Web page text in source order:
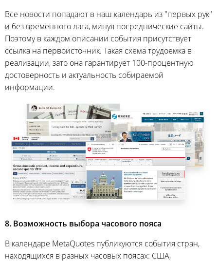
Все новости попадают в наш календарь из "первых рук"
и без временного лага, минуя посреднические сайты.
Поэтому в каждом описании события присутствует
ссылка на первоисточник. Такая схема трудоемка в
реализации, зато она гарантирует 100-процентную
достоверность и актуальность собираемой
информации.
8. Возможность выбора часового пояса
В календаре MetaQuotes публикуются события стран,
находящихся в разных часовых поясах: США,